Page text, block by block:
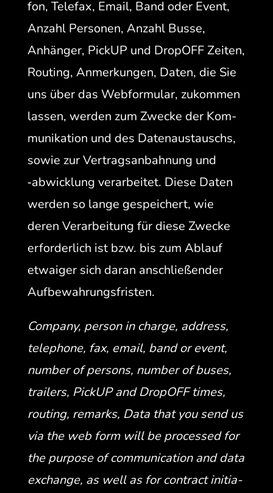
fon, Tele­fax, Email, Band oder Event,
Anzahl Per­so­n­en, Anzahl Busse,
Anhänger, Pick­UP und DropOFF Zeit­en,
Rout­ing, Anmerkun­gen, Dat­en, die Sie
uns über das Web­for­mu­lar, zukom­men
lassen, wer­den zum Zwecke der Kom­
mu­nika­tion und des Date­naus­tauschs,
sowie zur Ver­tragsan­bah­nung und
‑abwick­lung ver­ar­beit­et. Diese Dat­en
wer­den so lange gespe­ichert, wie
deren Ver­ar­beitung für diese Zwecke
erforder­lich ist bzw. bis zum Ablauf
etwaiger sich daran anschließen­der
Aufbewahrungsfristen.
Com­pa­ny, per­son in charge, address,
tele­phone, fax, email, band or event,
num­ber of per­sons, num­ber of bus­es,
trail­ers, Pick­UP and DropOFF times,
rout­ing, remarks, Data that you send us
via the web form will be processed for
the pur­pose of com­mu­ni­ca­tion and data
exchange, as well as for con­tract ini­ti­a­